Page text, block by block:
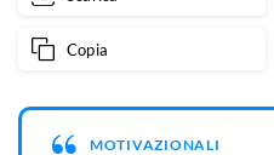
Copia
MOTIVAZIONALI